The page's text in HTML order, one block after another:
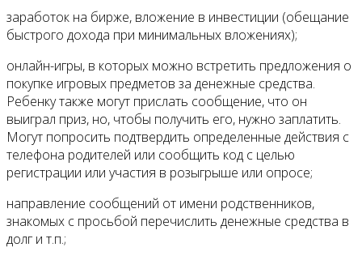
заработок на бирже, вложение в инвестиции (обещание
быстрого дохода при минимальных вложениях);
онлайн-игры, в которых можно встретить предложения о
покупке игровых предметов за денежные средства.
Ребенку также могут прислать сообщение, что он
выиграл приз, но, чтобы получить его, нужно заплатить.
Могут попросить подтвердить определенные действия с
телефона родителей или сообщить код с целью
регистрации или участия в розыгрыше или опросе;
направление сообщений от имени родственников,
знакомых с просьбой перечислить денежные средства в
долг и т.п.;